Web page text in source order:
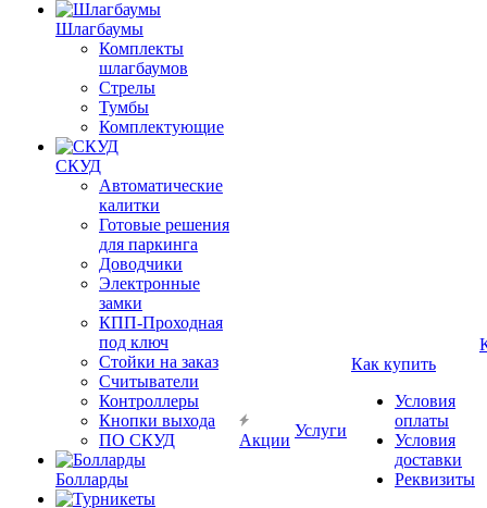
Шлагбаумы
Комплекты
шлагбаумов
Стрелы
Тумбы
Комплектующие
СКУД
Автоматические
калитки
Готовые решения
для паркинга
Доводчики
Электронные
замки
КПП-Проходная
под ключ
Стойки на заказ
Считыватели
Контроллеры
Кнопки выхода
ПО СКУД
Болларды
Акции
Услуги
Как купить
Условия
оплаты
Условия
доставки
Реквизиты